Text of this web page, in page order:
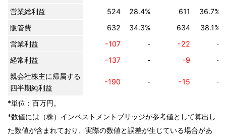
営業総利益
524 28.4% 611
36.7%
販管費
632 34.3% 634
38.1%
営業利益
-107 - -22
-
経常利益
-137 - -9
-
親会社株主に帰属する
四半期純利益
-190 - -15 -
*単位：百万円。
*数値には（株）インベストメントブリッジが参考値として算出し
た数値が含まれており、実際の数値と誤差が生じている場合があ